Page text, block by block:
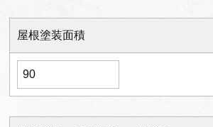
屋根塗装面積